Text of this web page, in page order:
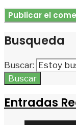
Busqueda
Buscar:
Buscar
Entradas